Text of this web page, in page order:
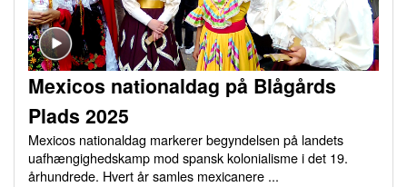
Mexicos nationaldag på Blågårds
Plads 2025
Mexicos nationaldag markerer begyndelsen på landets
uafhængighedskamp mod spansk kolonialisme i det 19.
århundrede. Hvert år samles mexicanere ...